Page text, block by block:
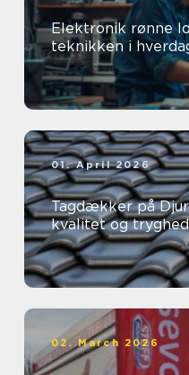
Elektronik rønne lokal hjælp til
teknikken i
01. April 2026
Tagdækker på
kvalitet og tryghed
02. March 2026